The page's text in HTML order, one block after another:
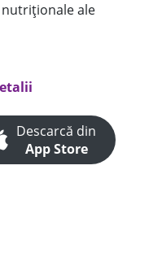
ale
Descarcă din
App Store